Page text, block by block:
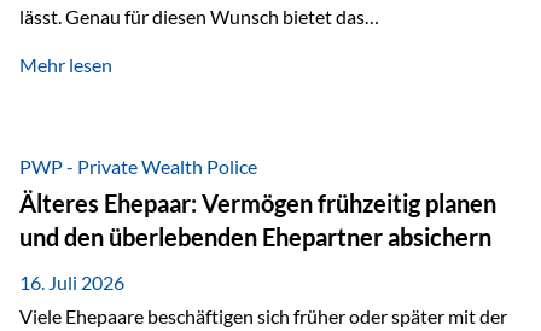
lässt. Genau für diesen Wunsch bietet das
Vienna-Life eine interessante Lösung. Es ermöglicht,
Ausgangssituation Stellen Sie sich folgende Familie vor: Die
Großeltern haben über viele Jahre Vermögen aufgebaut. Ihr
Wunsch ist es, dieses Vermögen nicht nur den eigenen
Kindern, sondern langfristig auch den Enkeln zukommen zu…
Mehr lesen
PWP - Private Wealth Police
Älteres Ehepaar: Vermögen frühzeitig planen
und den überlebenden Ehepartner absichern
16. Juli 2026
Viele Ehepaare beschäftigen sich früher oder später mit der